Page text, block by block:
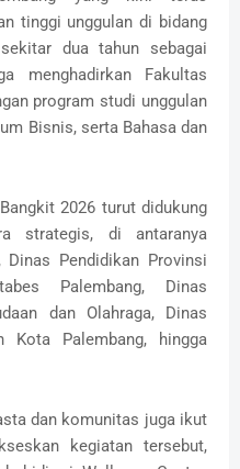
tinggi unggulan di bidang
dua tahun sebagai
menghadirkan Fakultas
program studi unggulan
Bisnis, serta Bahasa dan
2026 turut didukung
strategis, di antaranya
Dinas Pendidikan Provinsi
Palembang, Dinas
dan Olahraga, Dinas
Kota Palembang, hingga
dan komunitas juga ikut
kegiatan tersebut,